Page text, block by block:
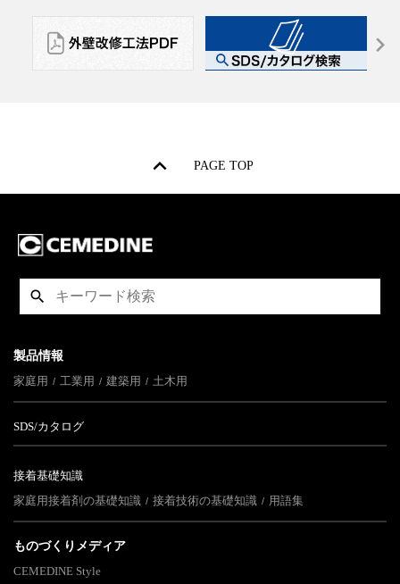
PAGE TOP
製品情報
家庭用
工業用 建築用 土木用
SDS/カタログ
接着基礎知識
家庭用接着剤の基礎知識
接着技術の基礎知識 用語集
ものづくりメディア
CEMEDINE Style